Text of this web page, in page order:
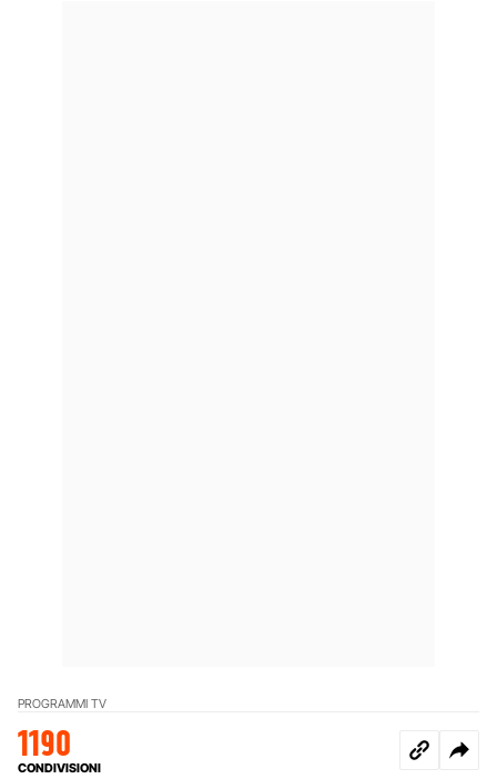
PROGRAMMI TV
1190
CONDIVISIONI